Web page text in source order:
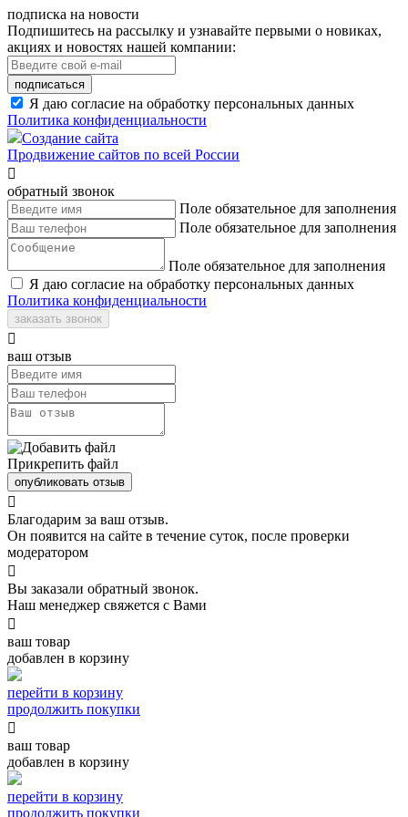
подписка на новости
Подпишитесь на рассылку и узнавайте первыми о новиках,
акциях и новостях нашей компании:
подписаться
Я даю согласие на обработку персональных данных
Политика конфиденциальности
Создание сайта
Продвижение сайтов по всей России

обратный звонок
Поле обязательное для заполнения
Поле обязательное для заполнения
Поле обязательное для заполнения
Я даю согласие на обработку персональных данных
Политика конфиденциальности
заказать звонок

ваш отзыв
Прикрепить файл
опубликовать отзыв

Благодарим за ваш отзыв.
Он появится на сайте в течение суток, после проверки
модератором

Вы заказали обратный звонок.
Наш менеджер свяжется с Вами

ваш товар
добавлен в корзину
перейти в корзину
продолжить покупки

ваш товар
добавлен в корзину
перейти в корзину
продолжить покупки